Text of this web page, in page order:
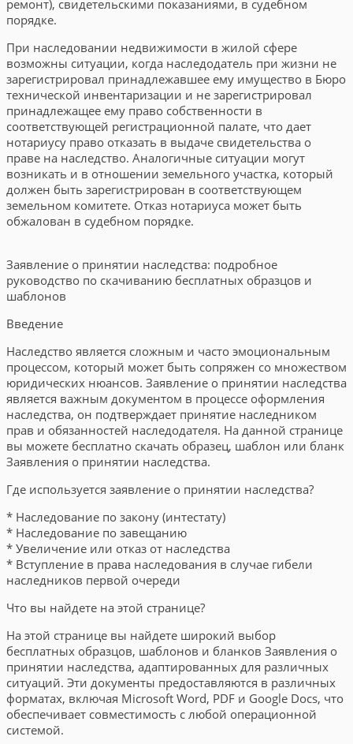
ремонт), свидетельскими показаниями, в судебном
порядке.
При наследовании недвижимости в жилой сфере
возможны ситуации, когда наследодатель при жизни не
зарегистрировал принадлежавшее ему имущество в Бюро
технической инвентаризации и не зарегистрировал
принадлежащее ему право собственности в
соответствующей регистрационной палате, что дает
нотариусу право отказать в выдаче свидетельства о
праве на наследство. Аналогичные ситуации могут
возникать и в отношении земельного участка, который
должен быть зарегистрирован в соответствующем
земельном комитете. Отказ нотариуса может быть
обжалован в судебном порядке.
Заявление о принятии наследства: подробное
руководство по скачиванию бесплатных образцов и
шаблонов
Введение
Наследство является сложным и часто эмоциональным
процессом, который может быть сопряжен со множеством
юридических нюансов. Заявление о принятии наследства
является важным документом в процессе оформления
наследства, он подтверждает принятие наследником
прав и обязанностей наследодателя. На данной странице
вы можете бесплатно скачать образец, шаблон или бланк
Заявления о принятии наследства.
Где используется заявление о принятии наследства?
* Наследование по закону (интестату)
* Наследование по завещанию
* Увеличение или отказ от наследства
* Вступление в права наследования в случае гибели
наследников первой очереди
Что вы найдете на этой странице?
На этой странице вы найдете широкий выбор
бесплатных образцов, шаблонов и бланков Заявления о
принятии наследства, адаптированных для различных
ситуаций. Эти документы предоставляются в различных
форматах, включая Microsoft Word, PDF и Google Docs, что
обеспечивает совместимость с любой операционной
системой.